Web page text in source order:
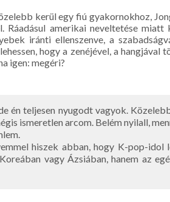
kerül egy fiú gyakornokhoz,
Ráadásul amerikai neveltetése
iránti ellenszenve, a
hogy a zenéjével, a
igen: megéri?
én teljesen nyugodt vagyok.
ismeretlen arcom. Belém nyilall,
hiszek abban, hogy K-pop-
vagy Ázsiában, hanem az